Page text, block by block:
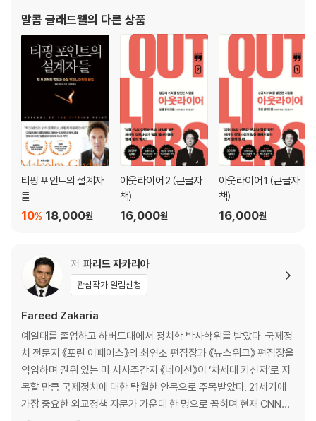
양한 패턴과 행동 양식, 심리적 아이디어로 가득 찬
말콤 글래드웰의 다른 상품
티핑 포인트의 설계자
들
18,000원
10%
아웃라이어 2 (큰글자
책)
16,000원
아웃라이어 1 (큰글자
책)
16,000원
저 파리드 자카리아
관심작가 알림신청
Fareed Zakaria
예일대를 졸업하고 하버드대에서 정치학 박사학위를 받았다. 국제정
치 전문지 《포린 어페어스》의 최연소 편집장과 《뉴스위크》 편집장을
역임하며 권위 있는 미 시사주간지 《네이션》이 ‘차세대 키신저’로 지
목할 만큼 국제정치에 대한 탁월한 안목으로 주목받았다. 21세기에
가장 중요한 외교정책 자문가 가운데 한 명으로 꼽히며 현재 CNN의